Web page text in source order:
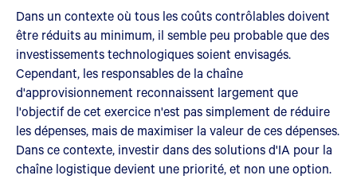
Dans un contexte où tous les coûts contrôlables doivent
être réduits au minimum, il semble peu probable que des
investissements technologiques soient envisagés.
Cependant, les responsables de la chaîne
d'approvisionnement reconnaissent largement que
l'objectif de cet exercice n'est pas simplement de réduire
les dépenses, mais de maximiser la valeur de ces dépenses.
Dans ce contexte, investir dans des solutions d'IA pour la
chaîne logistique devient une priorité, et non une option.